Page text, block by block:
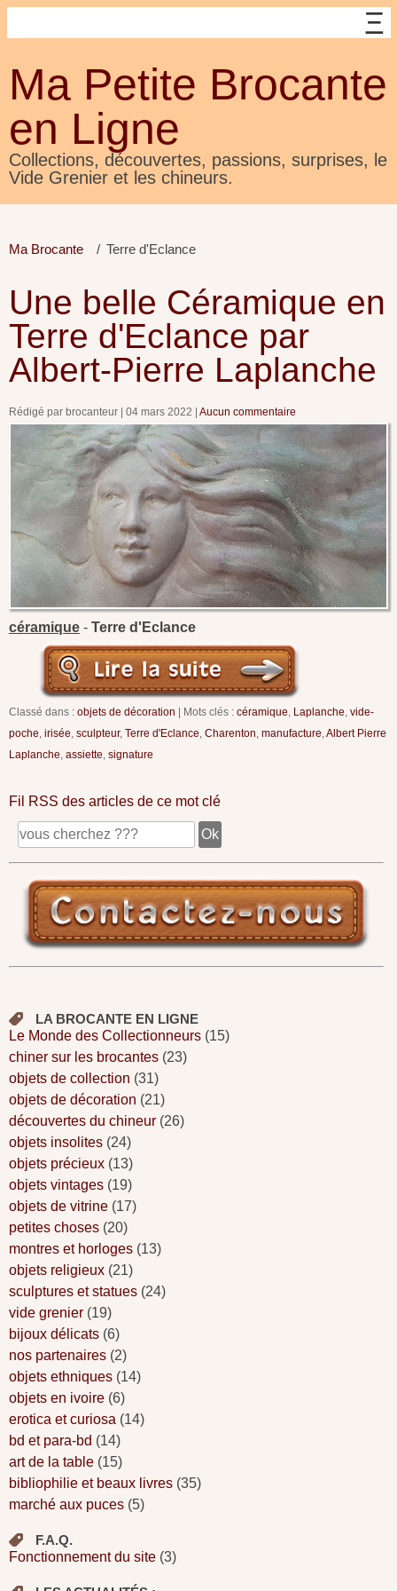
Ma Petite Brocante
en Ligne
Collections, découvertes, passions, surprises, le
Vide Grenier et les chineurs.
Ma Brocante Terre d'Eclance
Une belle Céramique en
Terre d'Eclance par
Albert-Pierre Laplanche
Rédigé par brocanteur 04 mars 2022 Aucun commentaire
céramique - Terre d'Eclance
Classé dans : objets de décoration Mots clés : céramique Laplanche vide-
poche irisée sculpteur, Terre d'Eclance Charenton manufacture Albert Pierre
Laplanche assiette signature
Fil RSS des articles de ce mot clé
LA BROCANTE EN LIGNE
Le Monde des Collectionneurs (15)
chiner sur les brocantes (23)
objets de collection (31)
objets de décoration (21)
découvertes du chineur (26)
objets insolites (24)
objets précieux (13)
objets vintages (19)
objets de vitrine (17)
petites choses (20)
montres et horloges (13)
objets religieux (21)
sculptures et statues (24)
vide grenier (19)
bijoux délicats (6)
nos partenaires (2)
objets ethniques (14)
objets en ivoire (6)
erotica et curiosa (14)
bd et para-bd (14)
art de la table (15)
bibliophilie et beaux livres (35)
marché aux puces (5)
F.A.Q.
Fonctionnement du site (3)